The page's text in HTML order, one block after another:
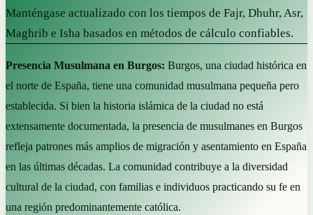
Manténgase actualizado con los tiempos de Fajr, Dhuhr, Asr,
Maghrib e Isha basados en métodos de cálculo confiables.
Presencia Musulmana en Burgos: Burgos, una ciudad histórica en
el norte de España, tiene una comunidad musulmana pequeña pero
establecida. Si bien la historia islámica de la ciudad no está
extensamente documentada, la presencia de musulmanes en Burgos
refleja patrones más amplios de migración y asentamiento en España
en las últimas décadas. La comunidad contribuye a la diversidad
cultural de la ciudad, con familias e individuos practicando su fe en
una región predominantemente católica.